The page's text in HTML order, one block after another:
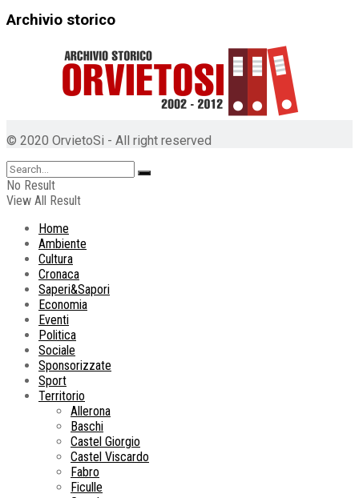
Archivio storico
© 2020 OrvietoSi - All right reserved
No Result
View All Result
Home
Ambiente
Cultura
Cronaca
Saperi&Sapori
Economia
Eventi
Politica
Sociale
Sponsorizzate
Sport
Territorio
Allerona
Baschi
Castel Giorgio
Castel Viscardo
Fabro
Ficulle